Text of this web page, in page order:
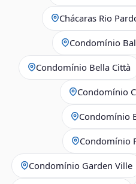
Chácaras Rio
Condomínio
Condomínio Bella Città
Condomínio
Condomínio
Condomínio
Condomínio Garden Ville